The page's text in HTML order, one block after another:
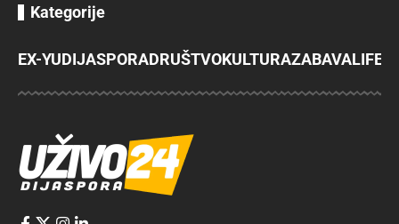
Kategorije
EX-YUDIJASPORADRUŠTVOKULTURAZABAVA